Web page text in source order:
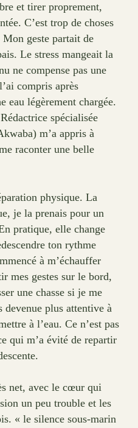
et tirer proprement,
C’est trop de choses
geste partait de
Le stress mangeait la
ne compense pas une
compris après
eau légèrement chargée.
spécialisée
m’a appris à
raconter une belle
physique. La
je la prenais pour un
pratique, elle change
ton rythme
à m’échauffer
mes gestes sur le bord,
une chasse si je me
devenue plus attentive à
à l’eau. Ce n’est pas
qui m’a évité de repartir
net, avec le cœur qui
un peu trouble et les
« le silence sous-marin